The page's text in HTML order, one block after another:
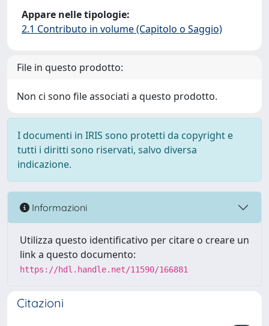
Appare nelle tipologie:
2.1 Contributo in volume (Capitolo o Saggio)
File in questo prodotto:
Non ci sono file associati a questo prodotto.
I documenti in IRIS sono protetti da copyright e
tutti i diritti sono riservati, salvo diversa
indicazione.
Informazioni
Utilizza questo identificativo per citare o creare un
link a questo documento:
https://hdl.handle.net/11590/166881
Citazioni